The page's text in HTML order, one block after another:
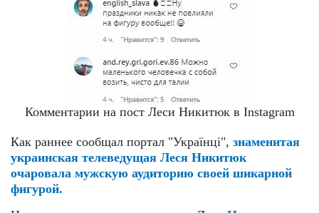
Комментарии на пост Леси Никитюк в Instagram
Как раннее сообщал портал "Українці", знаменитая
украинская телеведущая Леся Никитюк
очаровала мужскую аудиторию своей шикарной
фигурой.